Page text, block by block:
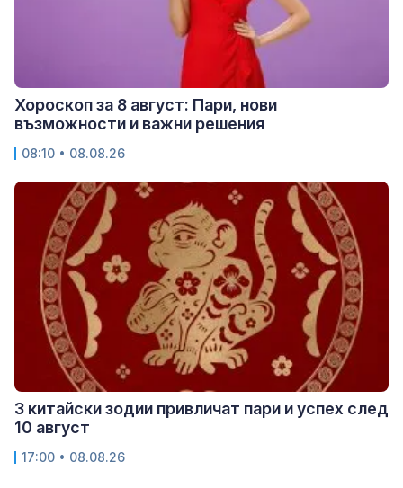
Хороскоп за 8 август: Пари, нови
възможности и важни решения
08:10 • 08.08.26
3 китайски зодии привличат пари и успех след
10 август
17:00 • 08.08.26